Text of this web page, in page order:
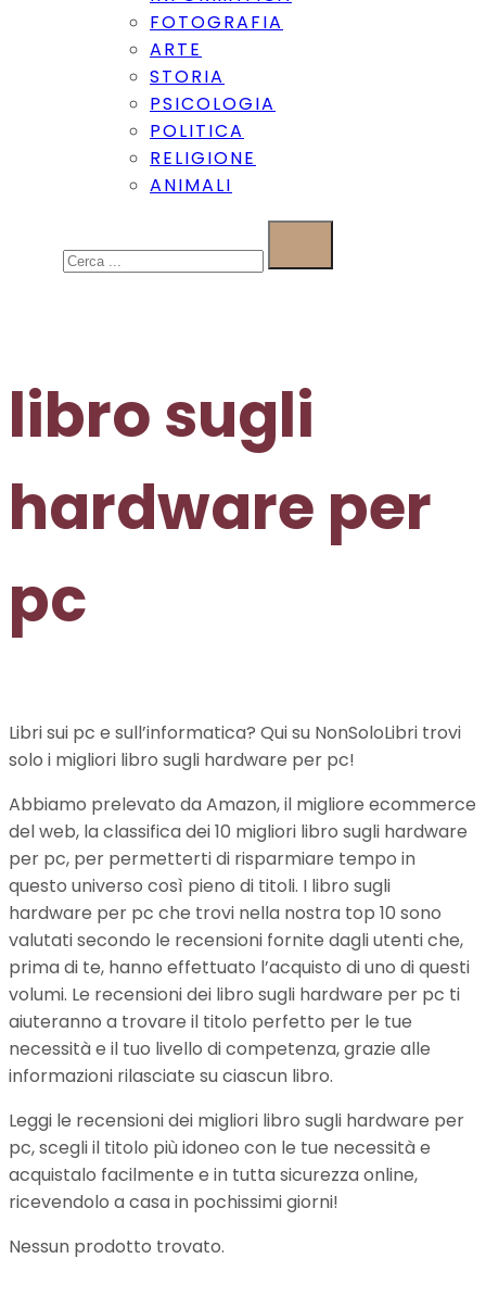
FOTOGRAFIA
ARTE
STORIA
PSICOLOGIA
POLITICA
RELIGIONE
ANIMALI
libro sugli
hardware per
pc
Libri sui pc e sull’informatica? Qui su NonSoloLibri trovi
solo i migliori libro sugli hardware per pc!
Abbiamo prelevato da Amazon, il migliore ecommerce
del web, la classifica dei 10 migliori libro sugli hardware
per pc, per permetterti di risparmiare tempo in
questo universo così pieno di titoli. I libro sugli
hardware per pc che trovi nella nostra top 10 sono
valutati secondo le recensioni fornite dagli utenti che,
prima di te, hanno effettuato l’acquisto di uno di questi
volumi. Le recensioni dei libro sugli hardware per pc ti
aiuteranno a trovare il titolo perfetto per le tue
necessità e il tuo livello di competenza, grazie alle
informazioni rilasciate su ciascun libro.
Leggi le recensioni dei migliori libro sugli hardware per
pc, scegli il titolo più idoneo con le tue necessità e
acquistalo facilmente e in tutta sicurezza online,
ricevendolo a casa in pochissimi giorni!
Nessun prodotto trovato.